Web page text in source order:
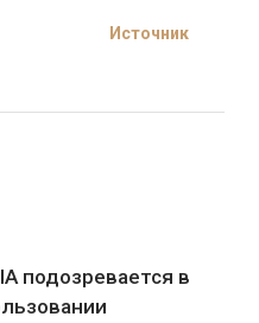
Источник
подозревается в